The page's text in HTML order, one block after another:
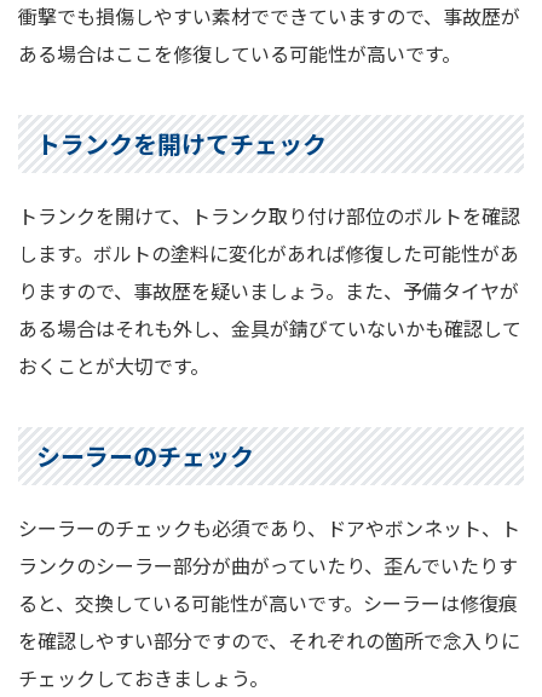
衝撃でも損傷しやすい素材でできていますので、事故歴が
ある場合はここを修復している可能性が高いです。
トランクを開けてチェック
トランクを開けて、トランク取り付け部位のボルトを確認
します。ボルトの塗料に変化があれば修復した可能性があ
りますので、事故歴を疑いましょう。また、予備タイヤが
ある場合はそれも外し、金具が錆びていないかも確認して
おくことが大切です。
シーラーのチェック
シーラーのチェックも必須であり、ドアやボンネット、ト
ランクのシーラー部分が曲がっていたり、歪んでいたりす
ると、交換している可能性が高いです。シーラーは修復痕
を確認しやすい部分ですので、それぞれの箇所で念入りに
チェックしておきましょう。